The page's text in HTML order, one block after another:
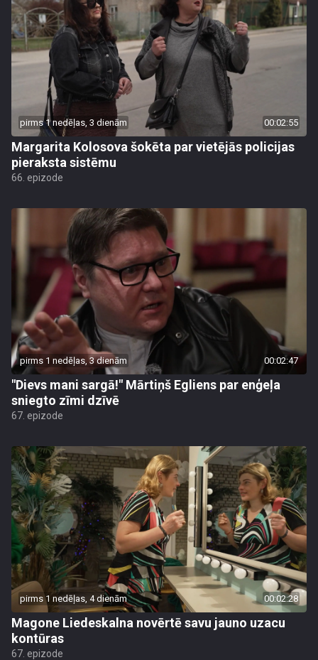
pirms 1 nedēļas, 3 dienām 00:02:55
Margarita Kolosova šokēta par vietējās policijas
pieraksta sistēmu
66. epizode
pirms 1 nedēļas, 3 dienām 00:02:47
"Dievs mani sargā!" Mārtiņš Egliens par enģeļa
sniegto zīmi dzīvē
67. epizode
pirms 1 nedēļas, 4 dienām 00:02:28
Magone Liedeskalna novērtē savu jauno uzacu
kontūras
67. epizode